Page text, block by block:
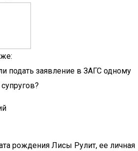
подать заявление в ЗАГС одному